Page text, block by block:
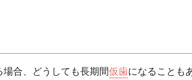
合、どうしても長期間仮歯になることも